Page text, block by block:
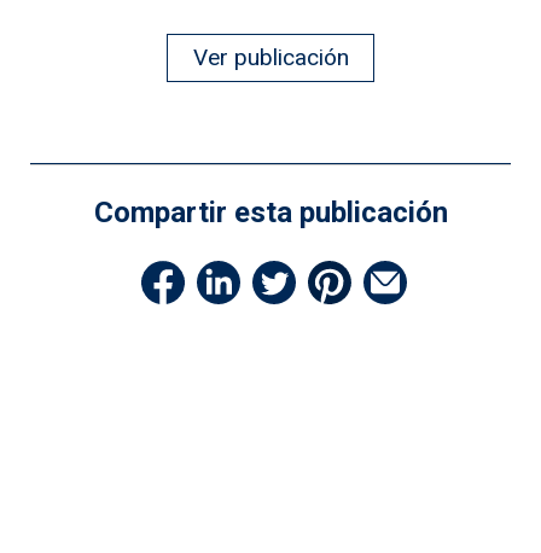
Ver publicación
Compartir esta publicación